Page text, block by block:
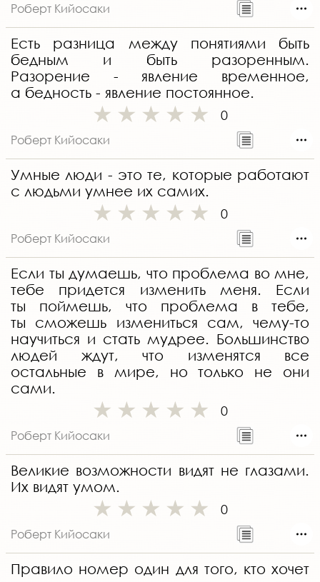
Роберт Кийосаки
Есть разница между понятиями быть
бедным и быть разоренным.
Разорение - явление временное,
а бедность - явление постоянное.
0
Роберт Кийосаки
Умные люди - это те, которые работают
с людьми умнее их самих.
0
Роберт Кийосаки
Если ты думаешь, что проблема во мне,
тебе придется изменить меня. Если
ты поймешь, что проблема в тебе,
ты сможешь измениться сам, чему-то
научиться и стать мудрее. Большинство
людей ждут, что изменятся все
остальные в мире, но только не они
сами.
0
Роберт Кийосаки
Великие возможности видят не глазами.
Их видят умом.
0
Роберт Кийосаки
Правило номер один для того, кто хочет